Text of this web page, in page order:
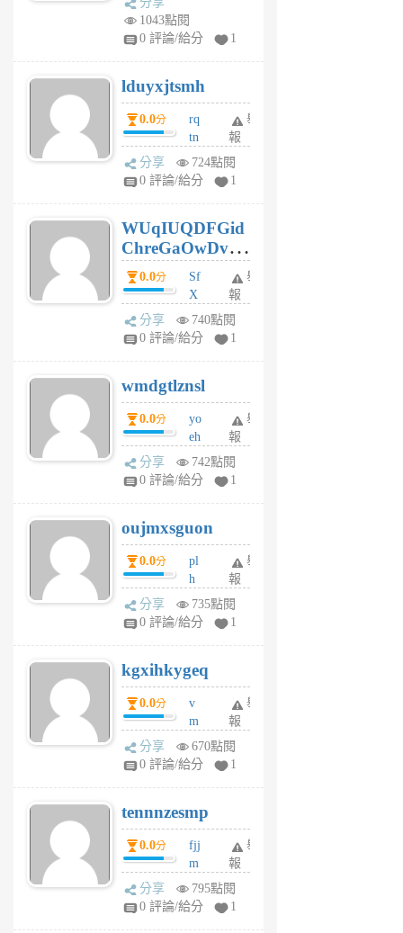
jl
月
前
1043點閱
0 評論/給分
1
lduyxjtsmh
0.0分
rq
tn
jt
gl
個
月
前
舉
報
分享
724點閱
0 評論/給分
1
WUqIUQDFGid
ChreGaOwDv
dY0.0分
Sf
X
Pe
Jc
R
P
m
v
A
V
個
月
前
舉
報
分享
740點閱
0 評論/給分
1
wmdgtlznsl
0.0分
yo
eh
ld
gy
個
月
前
舉
報
分享
742點閱
0 評論/給分
1
oujmxsguon
0.0分
pl
h
wi
w
6
個
月
前
舉
報
分享
735點閱
0 評論/給分
1
kgxihkygeq
0.0分
v
m
sg
sr
6
個
月
前
舉
報
分享
670點閱
0 評論/給分
1
tennnzesmp
0.0分
fjj
m
w
rs
舉
報
分享
795點閱
0 評論/給分
1